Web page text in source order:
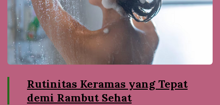
Rutinitas Keramas yang Tepat
demi Rambut Sehat